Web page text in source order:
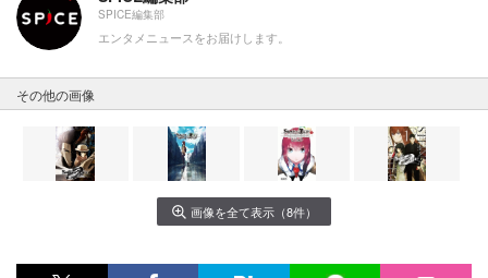
SPICE編集部
エンタメニュースをお届けします。
その他の画像
画像を全て表示（8件）